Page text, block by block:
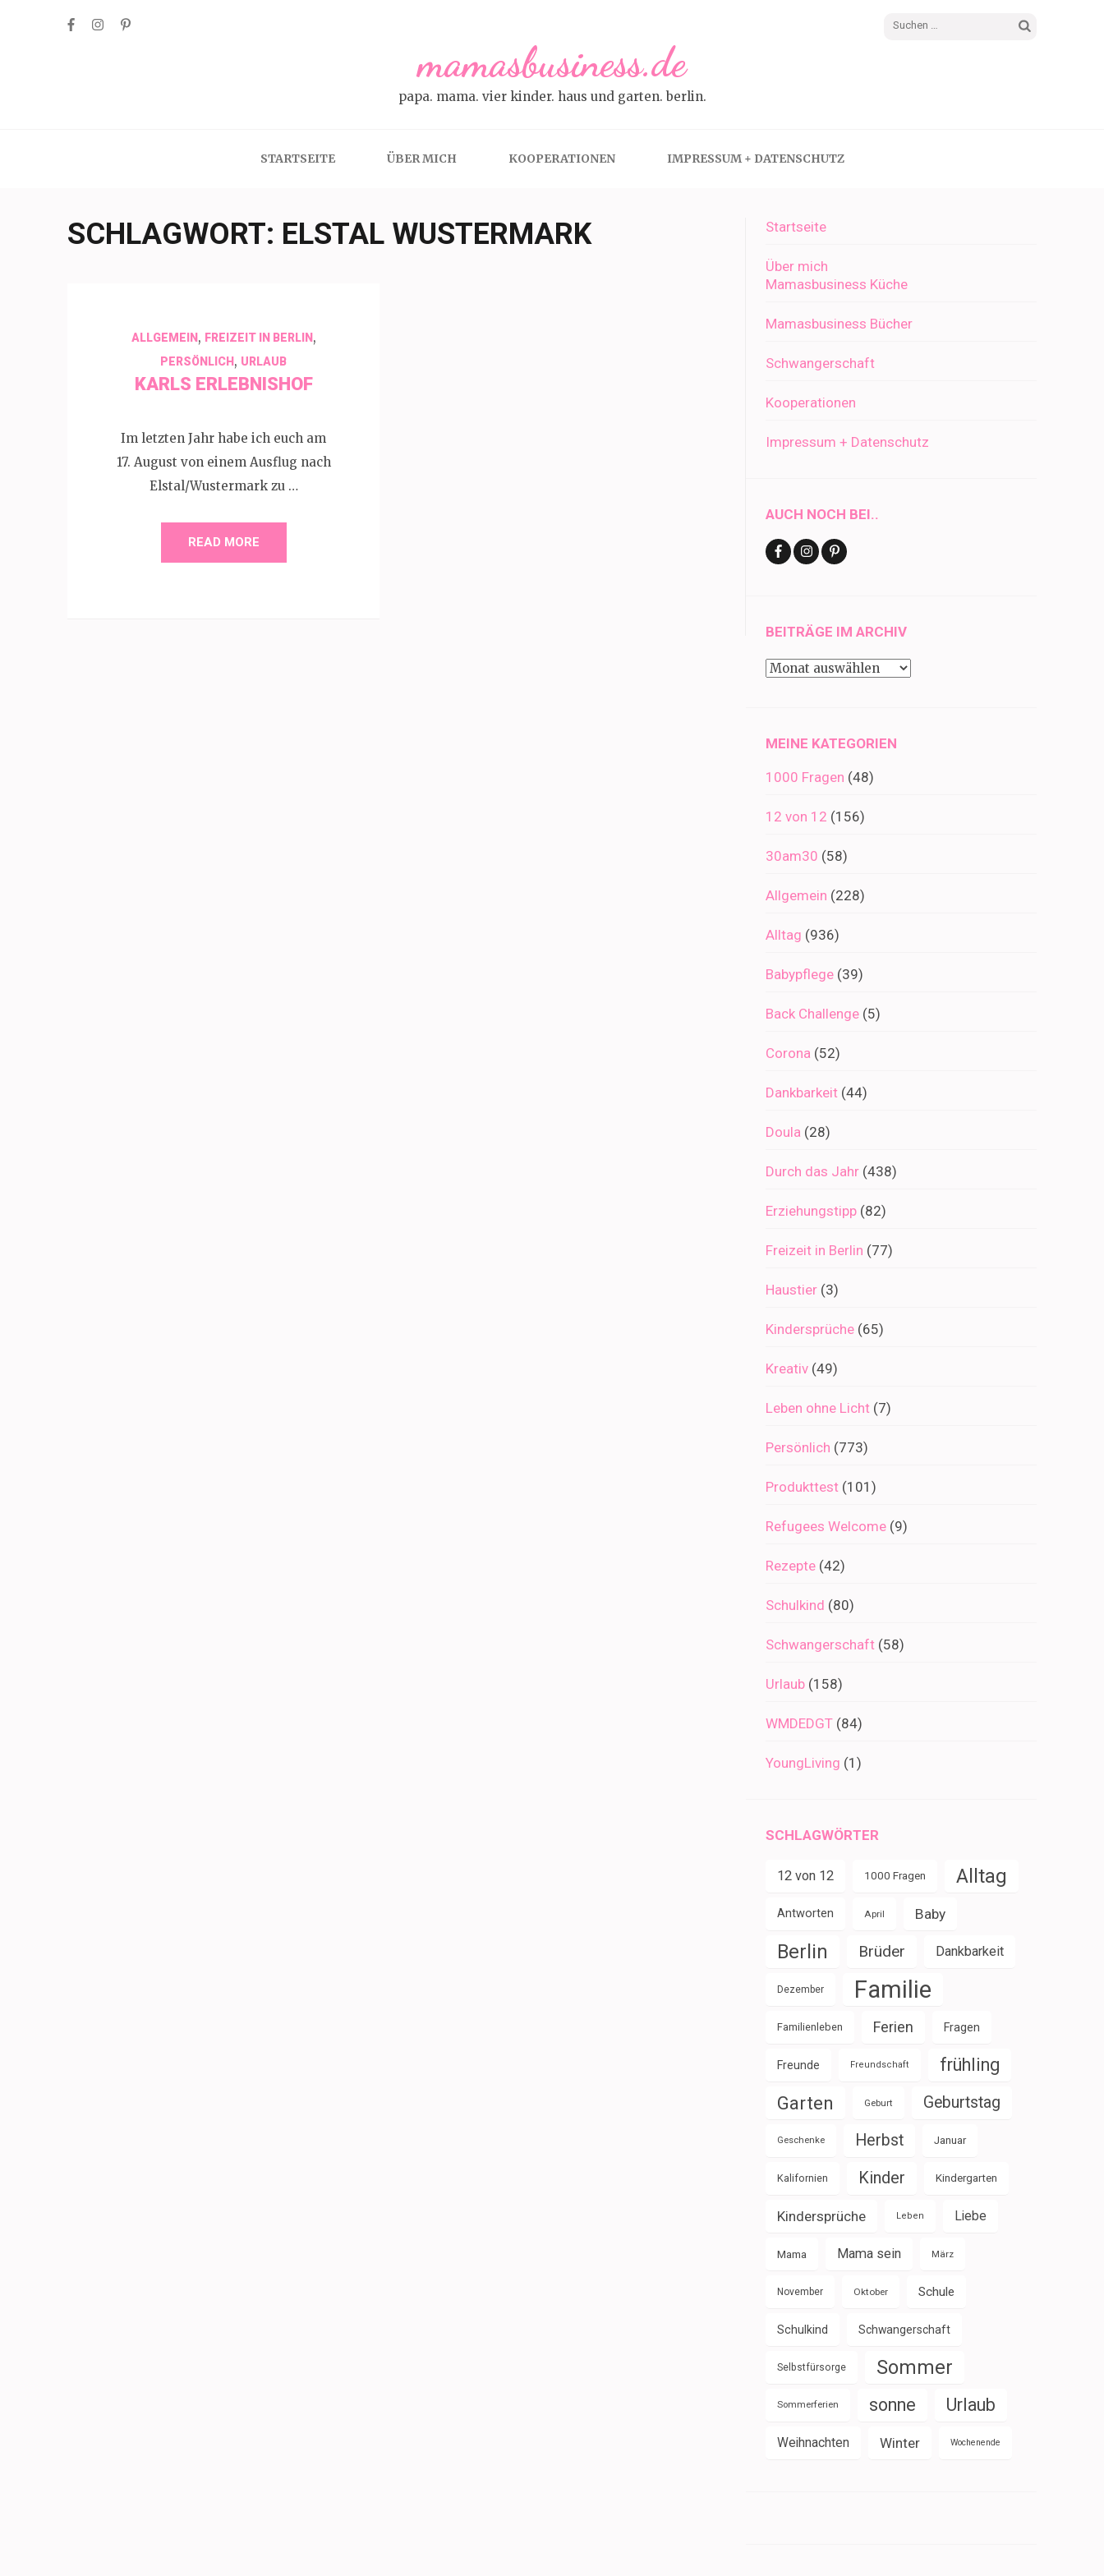
Suchen
mamasbusiness.de
papa. mama. vier kinder. haus und garten. berlin.
STARTSEITE ÜBER MICH KOOPERATIONEN IMPRESSUM + DATENSCHUTZ
SCHLAGWORT: ELSTAL WUSTERMARK
ALLGEMEIN, FREIZEIT IN BERLIN,
PERSÖNLICH , URLAUB
KARLS ERLEBNISHOF
Im letzten Jahr habe ich euch am
17. August von einem Ausflug nach
Elstal/Wustermark zu …
READ MORE
Startseite
Über mich
Mamasbusiness Küche
Mamasbusiness Bücher
Schwangerschaft
Kooperationen
Impressum + Datenschutz
AUCH NOCH BEI..
BEITRÄGE IM ARCHIV
Beiträge
MEINE KATEGORIEN
1000 Fragen (48)
12 von 12 (156)
30am30 (58)
Allgemein (228)
Alltag (936)
Babypflege (39)
Back Challenge (5)
Corona (52)
Dankbarkeit (44)
Doula (28)
Durch das Jahr (438)
Erziehungstipp (82)
Freizeit in Berlin (77)
Haustier (3)
Kindersprüche (65)
Kreativ (49)
Leben ohne Licht (7)
Persönlich (773)
Produkttest (101)
Refugees Welcome (9)
Rezepte (42)
Schulkind (80)
Schwangerschaft (58)
Urlaub (158)
WMDEDGT (84)
YoungLiving (1)
SCHLAGWÖRTER
12 von 12 1000 Fragen Alltag
Antworten April Baby
Berlin Brüder Dankbarkeit
Dezember Familie
Familienleben Ferien Fragen
Freunde Freundschaft frühling
Garten Geburt Geburtstag
Geschenke Herbst Januar
Kalifornien Kinder Kindergarten
Kindersprüche Leben Liebe
Mama Mama sein März
November Oktober Schule
Schulkind Schwangerschaft
Selbstfürsorge Sommer
Sommerferien sonne Urlaub
Weihnachten Winter Wochenende